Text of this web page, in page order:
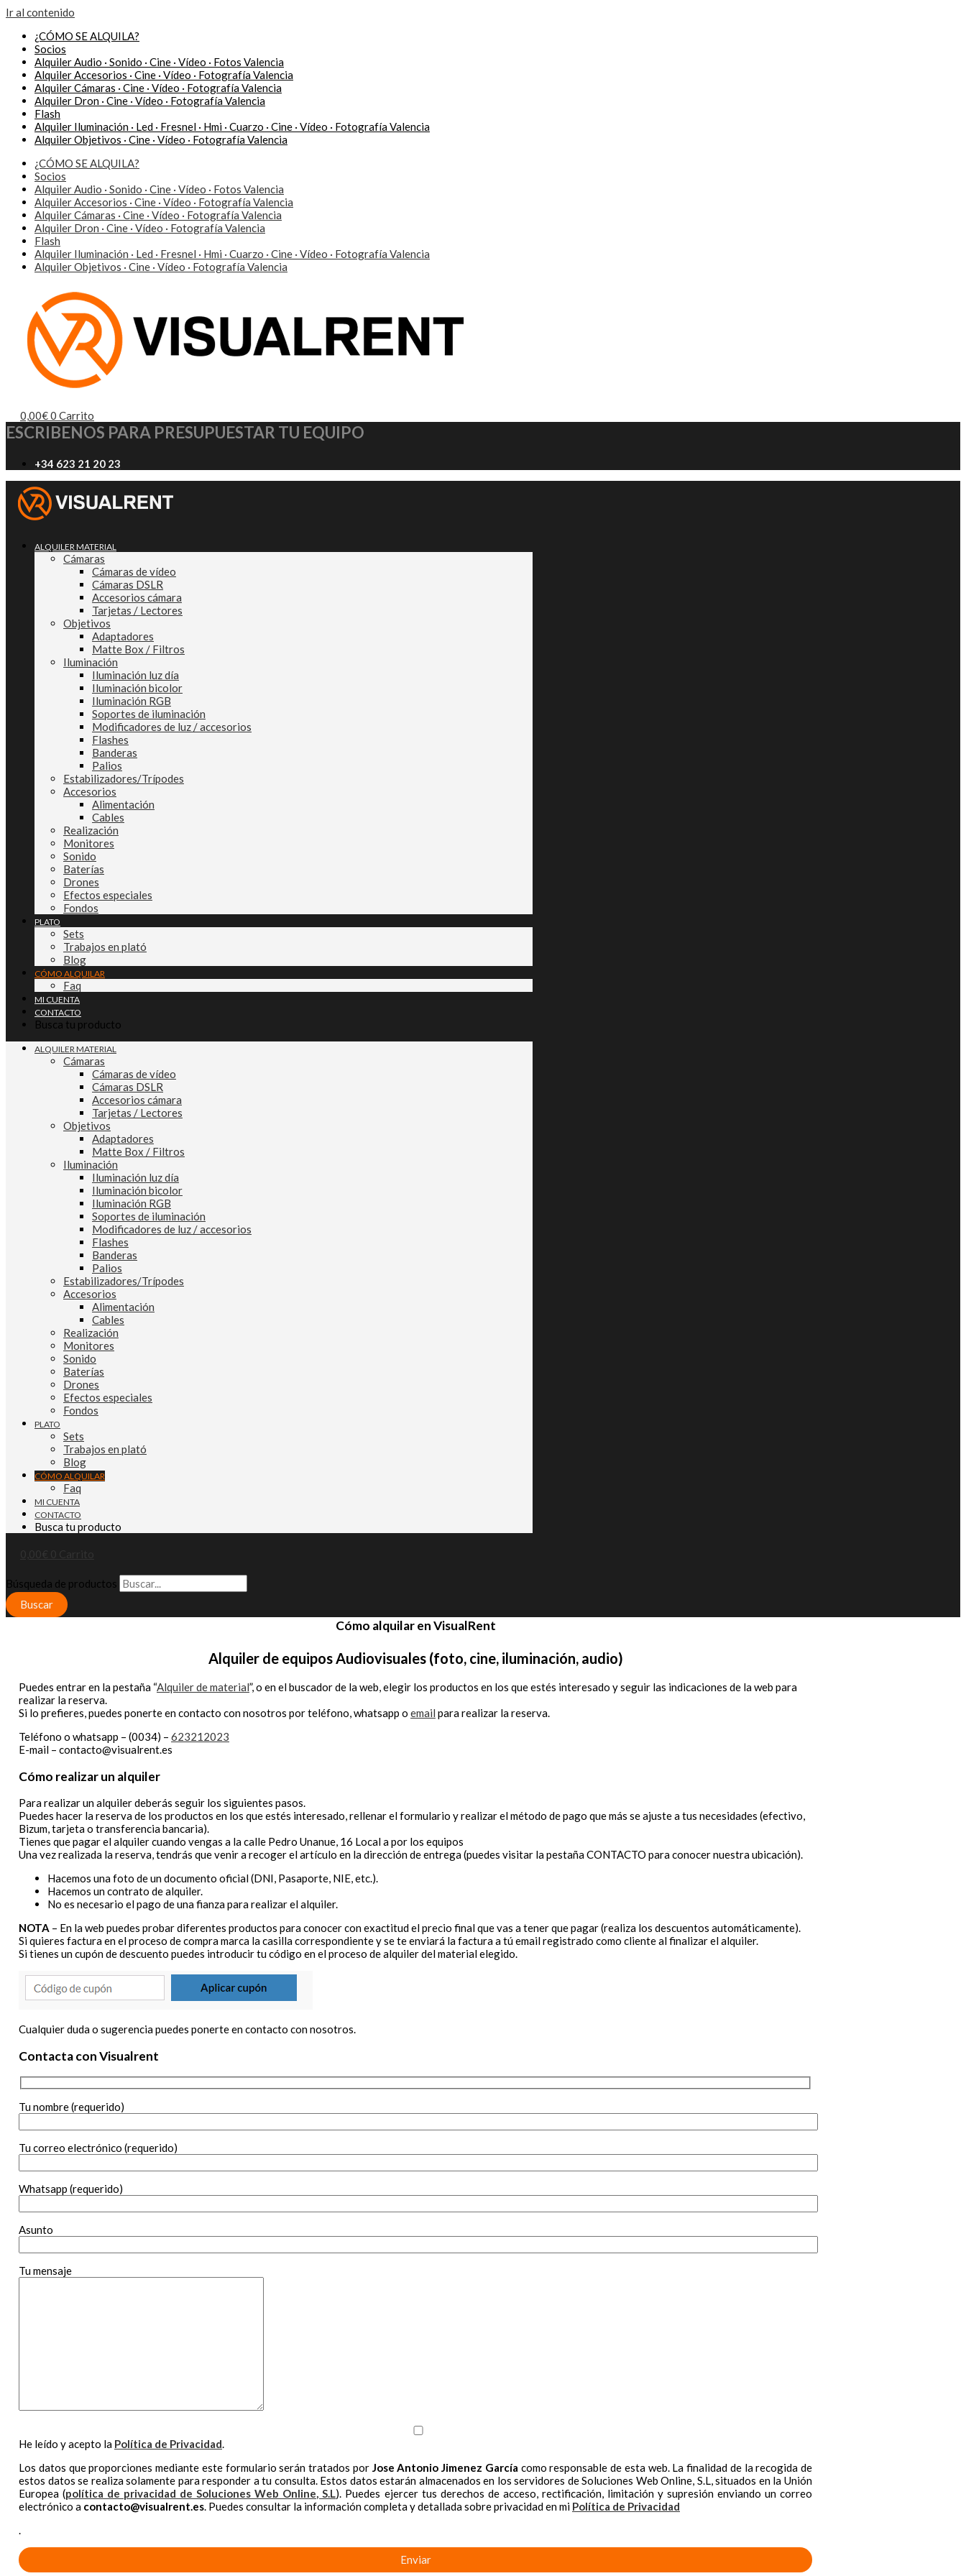
Ir al contenido
¿CÓMO SE ALQUILA?
Socios
Alquiler Audio · Sonido · Cine · Vídeo · Fotos Valencia
Alquiler Accesorios · Cine · Vídeo · Fotografía Valencia
Alquiler Cámaras · Cine · Vídeo · Fotografía Valencia
Alquiler Dron · Cine · Vídeo · Fotografía Valencia
Flash
Alquiler Iluminación · Led · Fresnel · Hmi · Cuarzo · Cine · Vídeo · Fotografía Valencia
Alquiler Objetivos · Cine · Vídeo · Fotografía Valencia
¿CÓMO SE ALQUILA?
Socios
Alquiler Audio · Sonido · Cine · Vídeo · Fotos Valencia
Alquiler Accesorios · Cine · Vídeo · Fotografía Valencia
Alquiler Cámaras · Cine · Vídeo · Fotografía Valencia
Alquiler Dron · Cine · Vídeo · Fotografía Valencia
Flash
Alquiler Iluminación · Led · Fresnel · Hmi · Cuarzo · Cine · Vídeo · Fotografía Valencia
Alquiler Objetivos · Cine · Vídeo · Fotografía Valencia
0,00€0 Carrito
ESCRIBENOS PARA PRESUPUESTAR TU EQUIPO
+34 623 21 20 23
ALQUILER MATERIAL
Cámaras
Cámaras de vídeo
Cámaras DSLR
Accesorios cámara
Tarjetas / Lectores
Objetivos
Adaptadores
Matte Box / Filtros
Iluminación
Iluminación luz día
Iluminación bicolor
Iluminación RGB
Soportes de iluminación
Modificadores de luz / accesorios
Flashes
Banderas
Palios
Estabilizadores/Trípodes
Accesorios
Alimentación
Cables
Realización
Monitores
Sonido
Baterías
Drones
Efectos especiales
Fondos
PLATO
Sets
Trabajos en plató
Blog
CÓMO ALQUILAR
Faq
MI CUENTA
CONTACTO
Busca tu producto
ALQUILER MATERIAL
Cámaras
Cámaras de vídeo
Cámaras DSLR
Accesorios cámara
Tarjetas / Lectores
Objetivos
Adaptadores
Matte Box / Filtros
Iluminación
Iluminación luz día
Iluminación bicolor
Iluminación RGB
Soportes de iluminación
Modificadores de luz / accesorios
Flashes
Banderas
Palios
Estabilizadores/Trípodes
Accesorios
Alimentación
Cables
Realización
Monitores
Sonido
Baterías
Drones
Efectos especiales
Fondos
PLATO
Sets
Trabajos en plató
Blog
CÓMO ALQUILAR
Faq
MI CUENTA
CONTACTO
Busca tu producto
Búsqueda de productos
Buscar
Cómo alquilar en VisualRent
Alquiler de equipos Audiovisuales (foto, cine, iluminación, audio)
Puedes entrar en la pestaña “Alquiler de material”, o en el buscador de la web, elegir los productos en los que estés interesado y seguir las indicaciones de la web para
realizar la reserva.
Si lo prefieres, puedes ponerte en contacto con nosotros por teléfono,whatsapp o email para realizar la reserva.
Teléfono o whatsapp – (0034) – 623212023
E-mail – contacto@visualrent.es
Cómo realizar un alquiler
Para realizar un alquiler deberás seguir los siguientes pasos.
Puedes hacer la reserva de los productos en los que estés interesado, rellenar el formulario y realizar el método de pago que más se ajuste a tus necesidades (efectivo,
Bizum, tarjeta o transferencia bancaria).
Tienes que pagar el alquiler cuando vengas a la calle Pedro Unanue, 16 Local a por los equipos
Una vez realizada la reserva, tendrás que venir a recoger el artículo en la dirección de entrega (puedes visitar la pestaña CONTACTO para conocer nuestra ubicación).
Hacemos una foto de un documento oficial (DNI, Pasaporte, NIE, etc.).
Hacemos un contrato de alquiler.
No es necesario el pago de una fianza para realizar el alquiler.
NOTA – En la web puedes probar diferentes productos para conocer con exactitud el precio final que vas a tener que pagar (realiza los descuentos automáticamente).
Si quieres factura en el proceso de compra marca la casilla correspondiente y se te enviará la factura a tú email registrado como cliente al finalizar el alquiler.
Si tienes un cupón de descuento puedes introducir tu código en el proceso de alquiler del material elegido.
Cualquier duda o sugerencia puedes ponerte en contacto con nosotros.
Contacta con Visualrent
Tu nombre (requerido)
Tu correo electrónico (requerido)
Whatsapp (requerido)
Asunto
Tu mensaje
He leído y acepto la Política de Privacidad.
Los datos que proporciones mediante este formulario serán tratados por Jose Antonio Jimenez García como responsable de esta web. La finalidad de la recogida de
estos datos se realiza solamente para responder a tu consulta. Estos datos estarán almacenados en los servidores de Soluciones Web Online, S.L, situados en la Unión
Europea (política de privacidad de Soluciones Web Online, S.L). Puedes ejercer tus derechos de acceso, rectificación, limitación y supresión enviando un correo
electrónico a contacto@visualrent.es. Puedes consultar la información completa y detallada sobre privacidad en mi Política de Privacidad
.